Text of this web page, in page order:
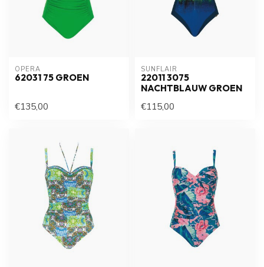
OPERA
62031 75 GROEN
€135,00
SUNFLAIR
22011 3075
NACHTBLAUW GROEN
€115,00